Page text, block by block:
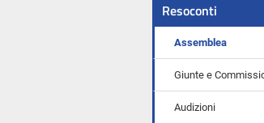
Resoconti
Assemblea
Giunte e
Audizioni